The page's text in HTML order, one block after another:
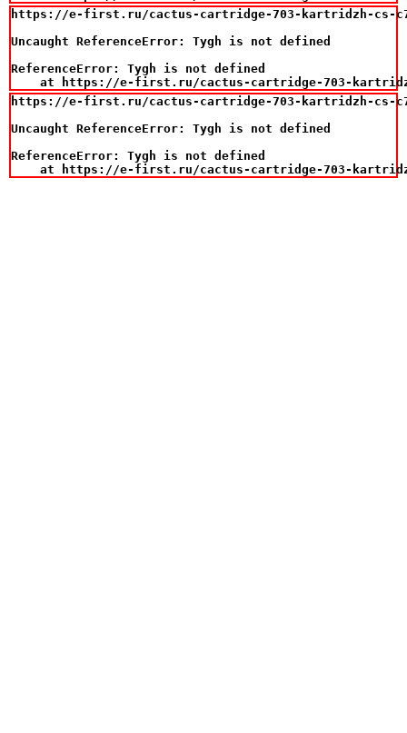
https://e-first.ru/cactus-cartridge-703-kartridzh-cs-
Uncaught ReferenceError: Tygh is not defined
ReferenceError: Tygh is not defined
at https://e-first.ru/cactus-cartridge-703-
https://e-first.ru/cactus-cartridge-703-kartridzh-cs-
Uncaught ReferenceError: Tygh is not defined
ReferenceError: Tygh is not defined
at https://e-first.ru/cactus-cartridge-703-